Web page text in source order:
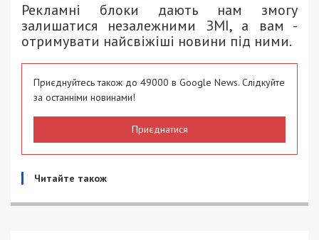
Рекламні блоки дають нам змогу
залишатися незалежними ЗМІ, а вам -
отримувати найсвіжіші новини під ними.
Приєднуйтесь також до 49000 в Google News. Слідкуйте
за останніми новинами!
Приєднатися
Читайте також